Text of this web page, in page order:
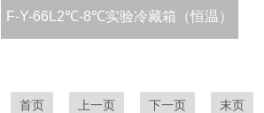
F-Y-66L2℃-8℃实验冷藏箱（恒温）
首页 上一页 下一页 末页